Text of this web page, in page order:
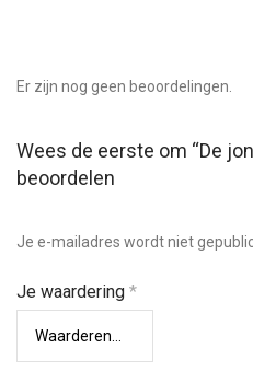
Er zijn nog geen beoordelingen.
Wees de eerste om “De
beoordelen
Je e-mailadres wordt niet
Je waardering *